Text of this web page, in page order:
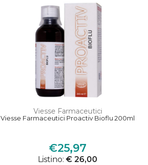
Viesse Farmaceutici
Viesse Farmaceutici Proactiv Bioflu 200ml
€25,97
Listino:€ 26,00